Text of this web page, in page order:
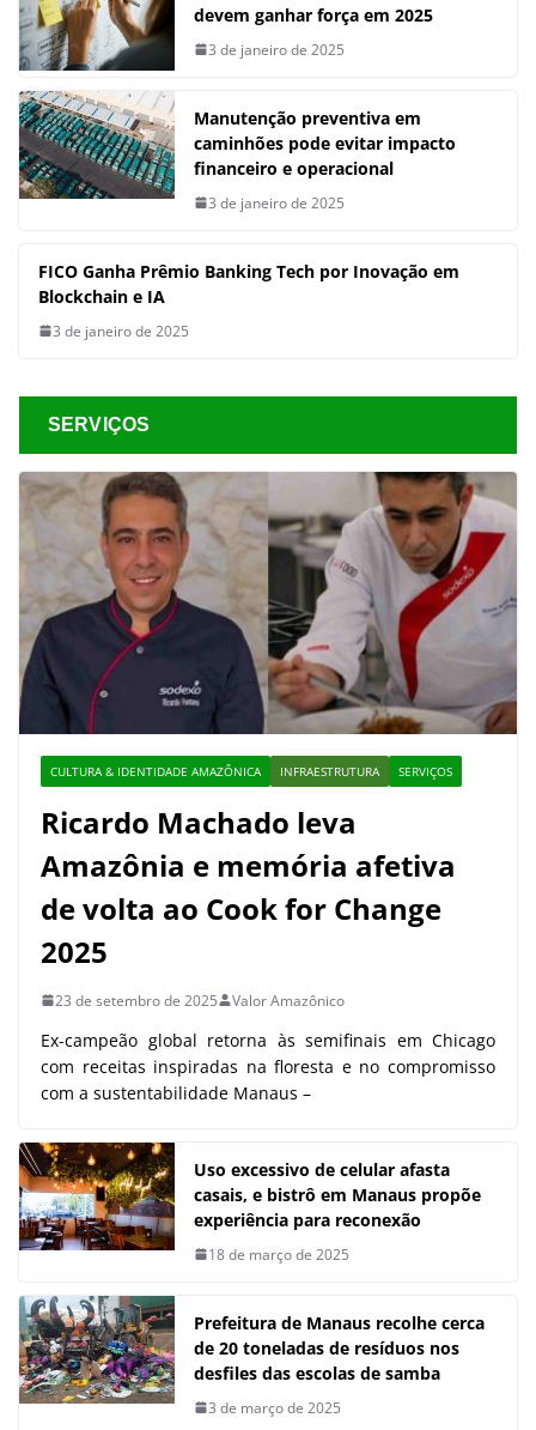
devem ganhar força em 2025
3 de janeiro de 2025
Manutenção preventiva em
caminhões pode evitar impacto
financeiro e operacional
3 de janeiro de 2025
FICO Ganha Prêmio Banking Tech por Inovação em
Blockchain e IA
3 de janeiro de 2025
SERVIÇOS
CULTURA & IDENTIDADE AMAZÔNICA INFRAESTRUTURA SERVIÇOS
Ricardo Machado leva
Amazônia e memória afetiva
de volta ao Cook for Change
2025
23 de setembro de 2025 Valor Amazônico
Ex-campeão global retorna às semifinais em Chicago
com receitas inspiradas na floresta e no compromisso
com a sustentabilidade Manaus –
Uso excessivo de celular afasta
casais, e bistrô em Manaus propõe
experiência para reconexão
18 de março de 2025
Prefeitura de Manaus recolhe cerca
de 20 toneladas de resíduos nos
desfiles das escolas de samba
3 de março de 2025